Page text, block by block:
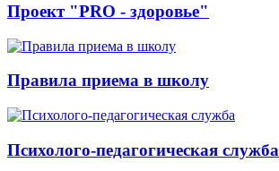
Проект "PRO - здоровье"
Правила приема в школу
Психолого-педагогическая служба